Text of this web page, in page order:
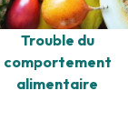
Trouble du
comportement
alimentaire